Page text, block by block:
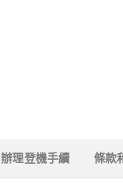
辦理登機手續 條款